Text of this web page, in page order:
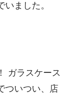
ました。
ガラスケース
ついつい、店